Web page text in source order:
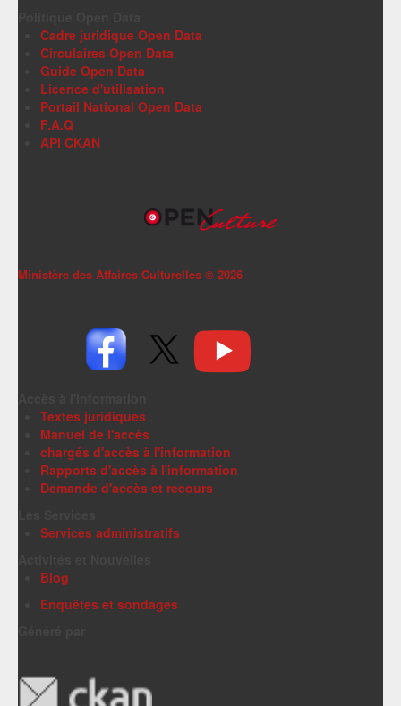
Cadre juridique Open Data
Circulaires Open Data
Guide Open Data
Licence d'utilisation
Portail National Open Data
F.A.Q
API CKAN
Ministère des Affaires Culturelles © 2026
Textes juridiques
Manuel de l'accès
chargés d'accès à l'information
Rapports d'accès à l'information
Demande d'accès et recours
Services administratifs
Blog
Enquêtes et sondages